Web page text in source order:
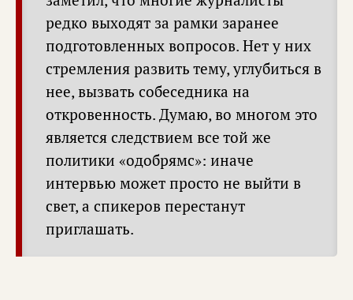
редко выходят за рамки заранее
подготовленных вопросов. Нет у них
стремления развить тему, углубиться в
нее, вызвать собеседника на
откровенность. Думаю, во многом это
является следствием все той же
политики «одобрямс»: иначе
интервью может просто не выйти в
свет, а спикеров перестанут
приглашать.